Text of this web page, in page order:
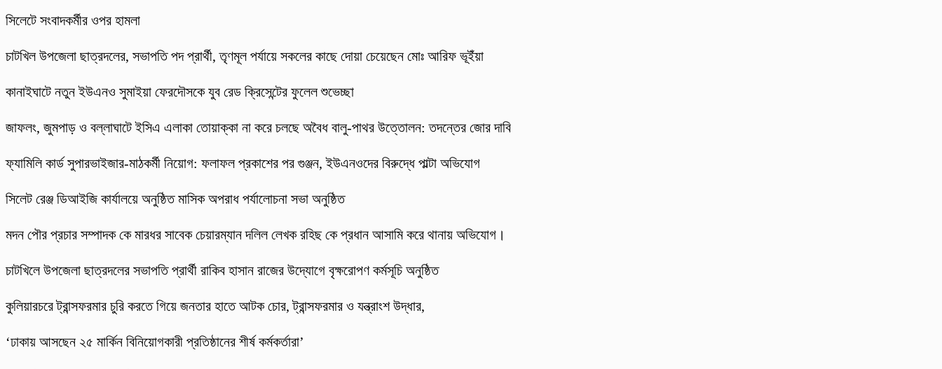
সিলেটে সংবাদকর্মীর ওপর হামলা
চাটখিল উপজেলা ছাত্রদলের, সভাপতি পদ প্রার্থী, তৃণমূল পর্যায়ে সকলের কাছে দোয়া চেয়েছেন মোঃ আরিফ ভূইঁয়া
কানাইঘাটে নতুন ইউএনও সুমাইয়া ফেরদৌসকে যুব রেড ক্রিসেন্টের ফুলেল শুভেচ্ছা
​জাফলং, জুমপাড় ও বল্লাঘাটে ইসিএ এলাকা তোয়াক্কা না করে চলছে অবৈধ বালু-পাথর উত্তোলন: তদন্তের জোর দাবি
ফ্যামিলি কার্ড সুপারভাইজার-মাঠকর্মী নিয়োগ: ফলাফল প্রকাশের পর গুঞ্জন, ইউএনওদের বিরুদ্ধে পাল্টা অভিযোগ
‎সিলেট রেঞ্জ ডিআইজি কার্যালয়ে অনুষ্ঠিত মাসিক অপরাধ পর্যালোচনা সভা অনুষ্ঠিত
মদন পৌর প্রচার সম্পাদক কে মারধর সাবেক চেয়ারম্যান দলিল লেখক রহিছ কে প্রধান আসামি করে থানায় অভিযোগ।
চাটখিলে উপজেলা ছাত্রদলের সভাপতি প্রার্থী রাকিব হাসান রাজের উদ্যোগে বৃক্ষরোপণ কর্মসূচি অনুষ্ঠিত
কুলিয়ারচরে ট্রান্সফরমার চুরি করতে গিয়ে জনতার হাতে আটক চোর, ট্রান্সফরমার ও যন্ত্রাংশ উদ্ধার,
‘ঢাকায় আসছেন ২৫ মার্কিন বিনিয়োগকারী প্রতিষ্ঠানের শীর্ষ কর্মকর্তারা’